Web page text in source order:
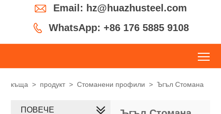
 Email: hz@huazhusteel.com
 WhatsApp: +86 176 5885 9108
къща > продукт > Стоманени профили > Ъгъл Стомана
ПОВЕЧЕ